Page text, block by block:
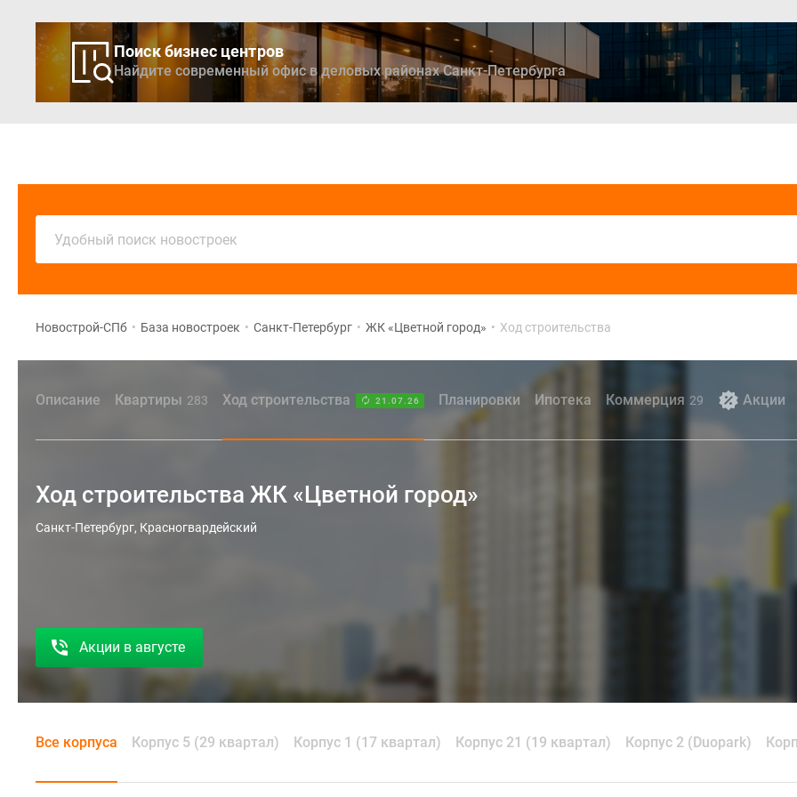
Поиск бизнес центров
Найдите современный офис в деловых районах Санкт-Петербурга
Удобный поиск новостроек
Новострой-СПб • База новостроек • Санкт-Петербург • ЖК «Цветной город» • Ход строительства
Описание Квартиры 283 Ход строительства 21.07.26 Планировки Ипотека Коммерция 29 Акции
Ход строительства ЖК «Цветной город»
Санкт-Петербург, Красногвардейский
Акции в августе
Все корпуса Корпус 5 (29 квартал) Корпус 1 (17 квартал) Корпус 21 (19 квартал) Корпус 2 (Duopark)